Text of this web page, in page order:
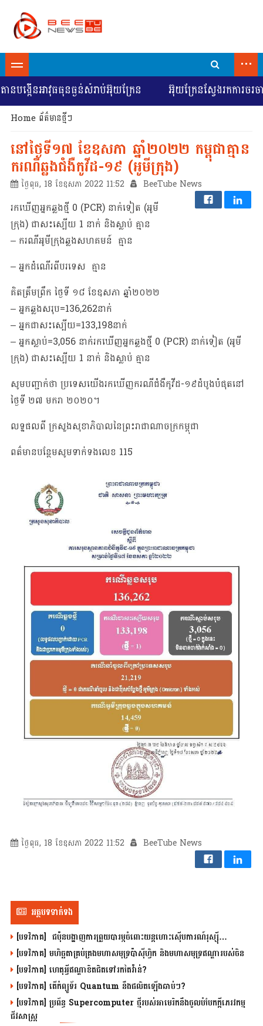
...
ង្កើនអាវុធធុនធ្ងន់សំរាប់អ៊ុយក្រែន អ៊ុយក្រែនស្វែងរកការ
Home ព័ត៌មានថ្មីៗ
នៅថ្ងៃទី១៧ ខែឧសភា ឆ្នាំ២០២២ កម្ពុជាគ្មាន
ករណីឆ្លងជំងឺកូវីដ-១៩ (អូមីក្រុង)
ថ្ងៃពុធ, 18 ខែឧសភា 2022 11:52 BeeTube News
រកឃើញអ្នកឆ្លងថ្មី 0 (PCR) នាក់ទៀត (អូមី
ក្រុង) ជាសះស្បើយ 1 នាក់ និងស្លាប់​ គ្មាន
– ករណីអូមីក្រុងឆ្លងសហគមន៍ គ្មាន
– អ្នកដំណើរពីបរទេស គ្មាន
គិតត្រឹមព្រឹក ថ្ងៃទី​ ១៨ ខែឧសភា ឆ្នាំ២០២២
– អ្នកឆ្លងសរុប=136,262នាក់
– អ្នកជាសះស្បើយ=133,198នាក់
– អ្នកស្លាប់=3,056 នាក់រកឃើញអ្នកឆ្លងថ្មី 0 (PCR) នាក់ទៀត (អូមី
ក្រុង) ជាសះស្បើយ 1 នាក់ និងស្លាប់ គ្មាន
សូមបញ្ជាក់ថា​ ប្រទេសយេីងរកឃេីញករណីជំងឺកូវីដ-១៩ដំបូងបំផុតនៅ
ថ្ងៃទី​ ២៧​ មករា​ ២០២០​។
លទ្ឋផលពី ក្រសួងសុខាភិបាលនៃព្រះរាជាណាចក្រកម្ពុជា
ពត៌មានបន្ថែមសូមទាក់ទងលេខ​ 115
ថ្ងៃពុធ, 18 ខែឧសភា 2022 11:52 BeeTube News
អត្ថបទទាក់ទង
[បទវិភាគ] ជប៉ុនបង្ហាញការព្រួយបារម្ភចំពោះយន្តហោះស៊ើបការណ៍រុស្ស៊ី…
[បទវិភាគ] មហិច្ឆតាគ្រប់គ្រងមហាសមុទ្រប៉ាស៊ីហ្វិក និងមហាសមុទ្រឥណ្ឌារបស់ចិន
[បទវិភាគ] ហេតុអ្វីឥណ្ឌាខិតជិតទៅរកតៃវ៉ាន់?
[បទវិភាគ] តើកំព្យូទ័រ Quantum នឹងផលិតឡើងឆាប់ៗ?
[បទវិភាគ] ប្រព័ន្ធ Supercomputer ថ្មីរបស់អាមេរិកនឹងចូលបំបែកក្តីភេរវកម្ម
ជីវសាស្រ្ត